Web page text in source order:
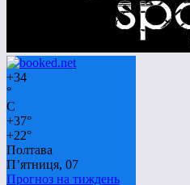
+34
°
C
+37°
+22°
Полтава
П’ятниця, 07
Прогноз на тиждень